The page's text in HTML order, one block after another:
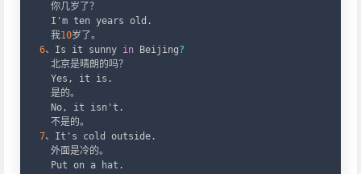
  你几岁了？
I 'm ten years old .
  我
10
6、Is it sunny in Beijing?
  北京是晴朗的吗？
  Yes
, it is .
  是的。
  No
, it isn't .
7、It's cold outside .
  外面是冷的。
  Put on a hat
.